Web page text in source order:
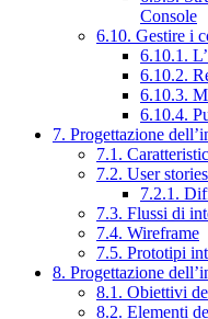
Console
6.10. Gestire i
6.10.1.
6.10.2.
6.10.3.
6.10.4.
7. Progettazione
7.1.
7.2. User
7.2.1.
7.3. Flussi di
7.4. Wireframe
7.5. Prototipi
8. Progettazione
8.1. Obiettivi
8.2. Elementi